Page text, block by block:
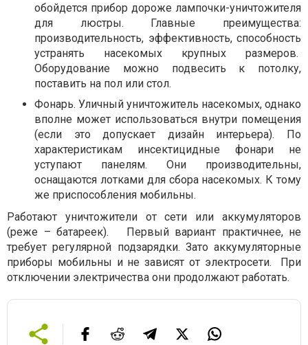
обойдется прибор дороже лампочки-уничтожителя
для люстры. Главные преимущества:
производительность, эффективность, способность
устранять насекомых крупных размеров.
Оборудование можно подвесить к потолку,
поставить на пол или стол.
Фонарь. Уличный уничтожитель насекомых, однако
вполне может использоваться внутри помещения
(если это допускает дизайн интерьера). По
характеристикам инсектицидные фонари не
уступают панелям. Они производительны,
оснащаются лотками для сбора насекомых. К тому
же приспособления мобильны.
Работают уничтожители от сети или аккумуляторов
(реже – батареек).
Первый вариант практичнее, не
требует регулярной подзарядки. Зато аккумуляторные
приборы мобильны и не зависят от электросети.
При
отключении электричества они продолжают работать.